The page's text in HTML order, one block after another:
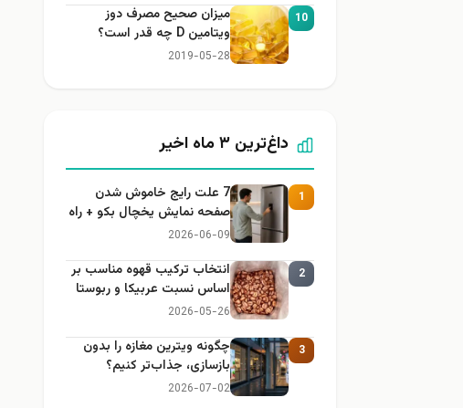
10
میزان صحیح مصرف دوز
ویتامین D چه قدر است؟
2019-05-28
داغ‌ترین ۳ ماه اخیر
1
7 علت رایج خاموش شدن
صفحه نمایش یخچال بکو + راه
حل
2026-06-09
2
انتخاب ترکیب قهوه مناسب بر
اساس نسبت عربیکا و ربوستا
2026-05-26
3
چگونه ویترین مغازه را بدون
بازسازی، جذاب‌تر کنیم؟
2026-07-02